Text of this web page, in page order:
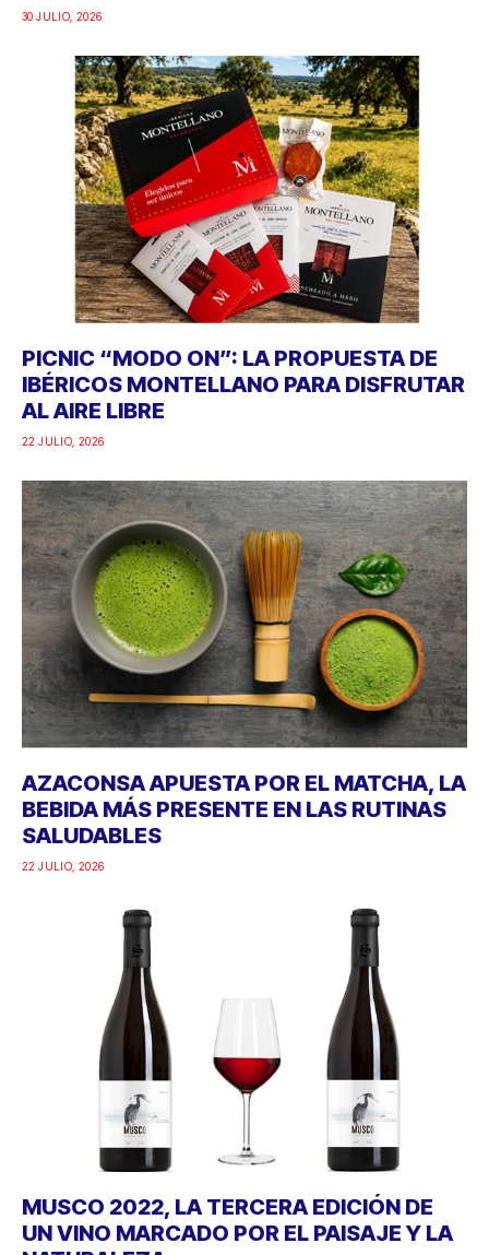
30 JULIO, 2026
PICNIC “MODO ON”: LA PROPUESTA DE
IBÉRICOS MONTELLANO PARA DISFRUTAR
AL AIRE LIBRE
22 JULIO, 2026
AZACONSA APUESTA POR EL MATCHA, LA
BEBIDA MÁS PRESENTE EN LAS RUTINAS
SALUDABLES
22 JULIO, 2026
MUSCO 2022, LA TERCERA EDICIÓN DE
UN VINO MARCADO POR EL PAISAJE Y LA